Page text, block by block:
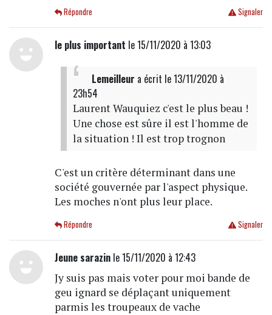
Signaler
Répondre
le plus important le 15/11/2020 à 13:03
Lemeilleur a écrit le 13/11/2020 à
23h54
Laurent Wauquiez c'est le plus beau !
Une chose est sûre il est l'homme de
la situation ! Il est trop trognon
C'est un critère déterminant dans une
société gouvernée par l'aspect physique.
Les moches n'ont plus leur place.
Signaler
Répondre
Jeune sarazinle 15/11/2020 à 12:43
Jy suis pas mais voter pour moi bande de
geu ignard se déplaçant uniquement
parmis les troupeaux de vache